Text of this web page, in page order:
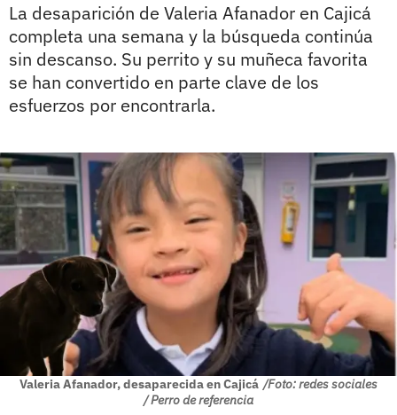
La desaparición de Valeria Afanador en Cajicá
completa una semana y la búsqueda continúa
sin descanso. Su perrito y su muñeca favorita
se han convertido en parte clave de los
esfuerzos por encontrarla.
Valeria Afanador, desaparecida en Cajicá /Foto: redes sociales
/ Perro de referencia